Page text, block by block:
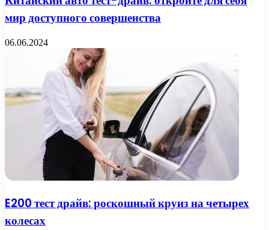
мир доступного совершенства
06.06.2024
E200 тест драйв: роскошный круиз на четырех
колесах